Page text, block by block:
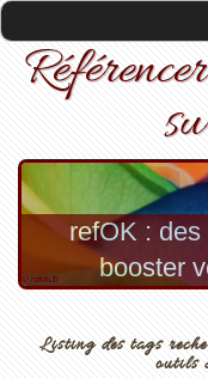
refOK :
booster
Listing des tags
outils